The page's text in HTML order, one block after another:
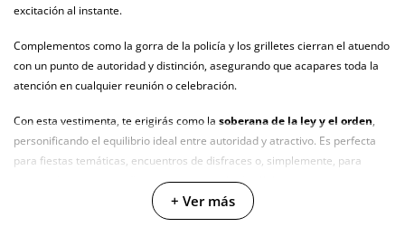
excitación al instante.
Complementos como la gorra de la policía y los grilletes cierran el atuendo
con un punto de autoridad y distinción, asegurando que acapares toda la
atención en cualquier reunión o celebración.
Con esta vestimenta, te erigirás como la soberana de la ley y el orden,
personificando el equilibrio ideal entre autoridad y atractivo. Es perfecta
para fiestas temáticas, encuentros de disfraces o, simplemente, para
sorprender a tu compañero con una porción de júbilo y entusiasmo.
¡Dispónte a impartir la justicia y acelerar los corazones con este seductor
+ Ver más